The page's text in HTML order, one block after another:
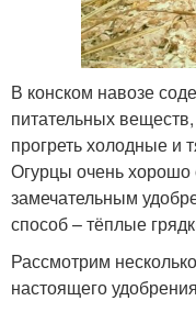
В конском навозе
питательных
прогреть холодные и
Огурцы очень хорошо
замечательным
способ – тёплые
Рассмотрим
настоящего